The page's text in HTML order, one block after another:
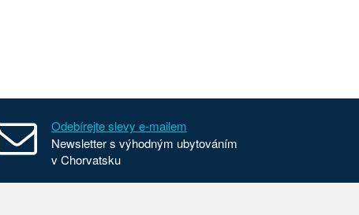
Odebírejte slevy e-mailem
Newsletter s výhodným ubytováním
v Chorvatsku